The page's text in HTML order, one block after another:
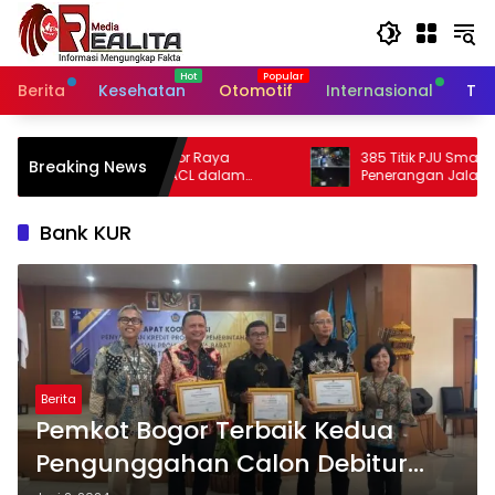
Langsung
konten
Berita
Kesehatan Otomotif Internasional
Breaking News
dalam
385 Titik PJU Smart Sytem Rampung,
Penerangan Jalan Bangil – Sukorejo Di
Rasakan Masyarakat.
Bank KUR
Berita
Pemkot Bogor Terbaik Kedua
Pengunggahan Calon Debitur